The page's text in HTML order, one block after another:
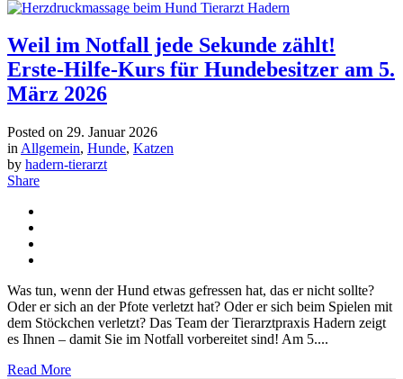
Weil im Notfall jede Sekunde zählt!
Erste-Hilfe-Kurs für Hundebesitzer am 5.
März 2026
Posted on 29. Januar 2026
in Allgemein, Hunde, Katzen
by hadern-tierarzt
Share
Was tun, wenn der Hund etwas gefressen hat, das er nicht sollte?
Oder er sich an der Pfote verletzt hat? Oder er sich beim Spielen mit
dem Stöckchen verletzt? Das Team der Tierarztpraxis Hadern zeigt
es Ihnen – damit Sie im Notfall vorbereitet sind! Am 5....
Read More